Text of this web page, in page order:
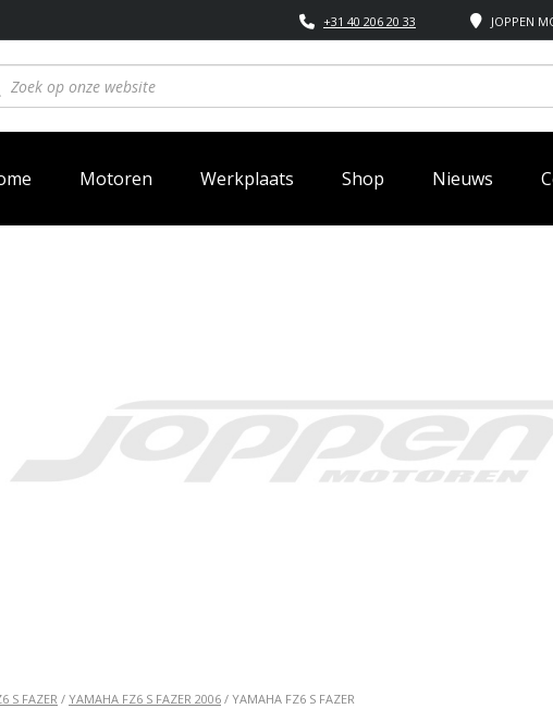
JOPPEN
+31 40 206 20 33
Motoren Werkplaats Shop Nieuws
S FAZER/ YAMAHA FZ6 S FAZER 2006 / YAMAHA FZ6 S FAZER